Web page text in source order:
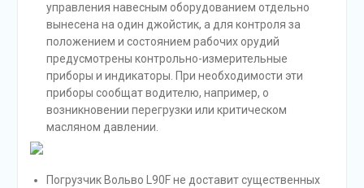
управления навесным оборудованием отдельно
вынесена на один джойстик, а для контроля за
положением и состоянием рабочих орудий
предусмотрены контрольно-измерительные
приборы и индикаторы. При необходимости эти
приборы сообщат водителю, например, о
возникновении перегрузки или критическом
масляном давлении.
Погрузчик Вольво L90F не доставит существенных